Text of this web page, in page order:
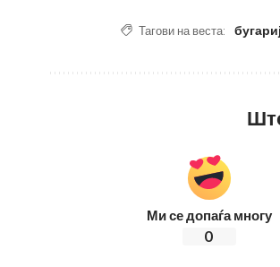
Тагови на веста:
Ми се допаѓа многу
0